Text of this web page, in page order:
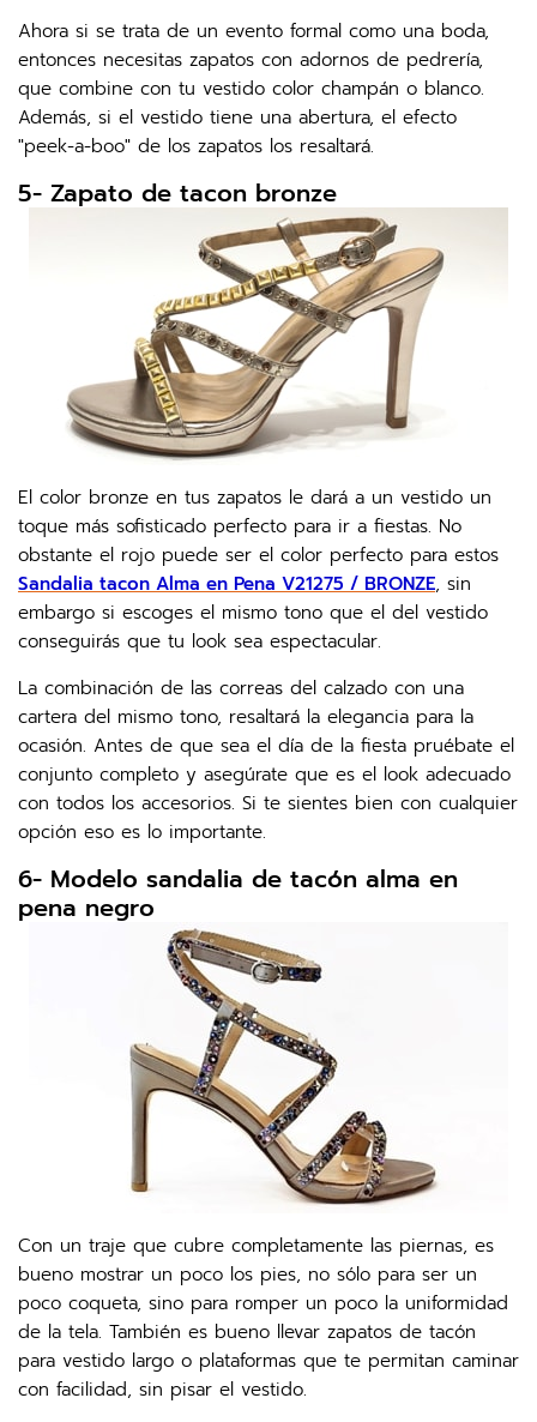
Ahora si se trata de un evento formal como una boda,
entonces necesitas zapatos con adornos de pedrería,
que combine con tu vestido color champán o blanco.
Además, si el vestido tiene una abertura, el efecto
"peek-a-boo" de los zapatos los resaltará.
5- Zapato de tacon bronze
El color bronze en tus zapatos le dará a un vestido un
toque más sofisticado perfecto para ir a fiestas. No
obstante el rojo puede ser el color perfecto para estos
Sandalia tacon Alma en Pena V21275 / BRONZE, sin
embargo si escoges el mismo tono que el del vestido
conseguirás que tu look sea espectacular.
La combinación de las correas del calzado con una
cartera del mismo tono, resaltará la elegancia para la
ocasión. Antes de que sea el día de la fiesta pruébate el
conjunto completo y asegúrate que es el look adecuado
con todos los accesorios. Si te sientes bien con cualquier
opción eso es lo importante.
6- Modelo sandalia de tacón alma en
pena negro
Con un traje que cubre completamente las piernas, es
bueno mostrar un poco los pies, no sólo para ser un
poco coqueta, sino para romper un poco la uniformidad
de la tela. También es bueno llevar zapatos de tacón
para vestido largo o plataformas que te permitan caminar
con facilidad, sin pisar el vestido.